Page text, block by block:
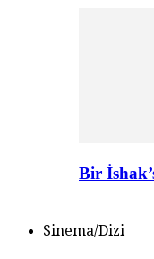
Bir
Sinema/Dizi